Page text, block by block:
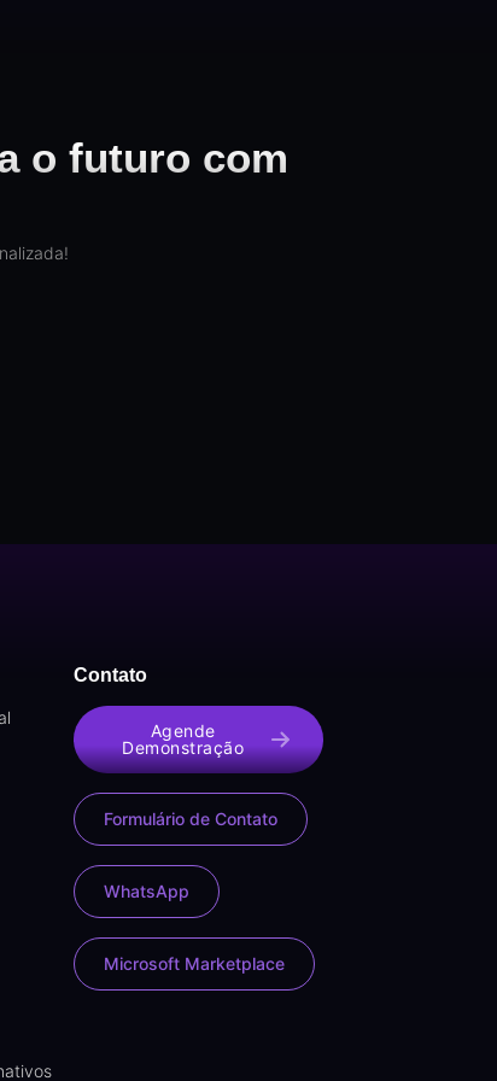
o futuro com
Contato
Agende
Demonstração
Formulário de Contato
WhatsApp
Microsoft Marketplace